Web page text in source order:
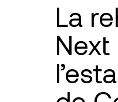
La